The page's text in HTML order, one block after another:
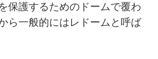
保護するためのドームで覆わ
ら一般的にはレドームと呼ば